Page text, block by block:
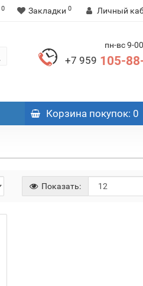
0 Закладки 0 Личный
пн-вс 9-
+7 959 105-
Корзинапокупок: 0
Показать: